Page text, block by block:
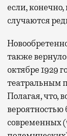
если, конечно,
случаются
также вернуло
октябре 1929
театральным
Полагая, что,
вероятностью
современных